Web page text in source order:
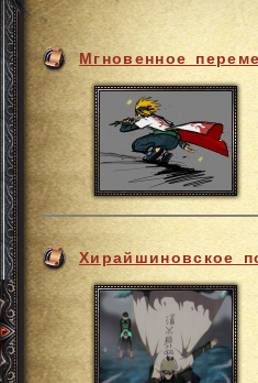
Мгновенное
Хирайшиновское